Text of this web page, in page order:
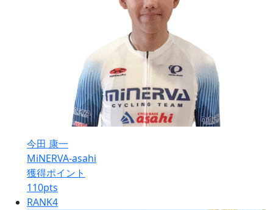
今田 康一
MiNERVA-asahi
獲得ポイント
110pts
RANK4